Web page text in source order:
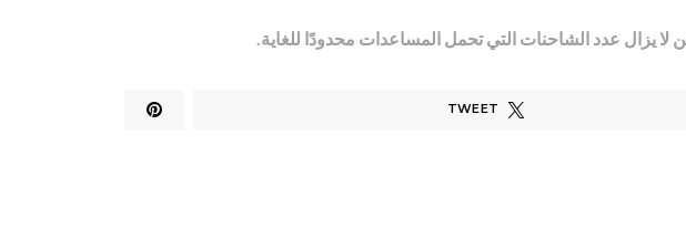
يزال عدد الشاحنات التي تحمل المساعدات محدودًا للغاية.
TWEET